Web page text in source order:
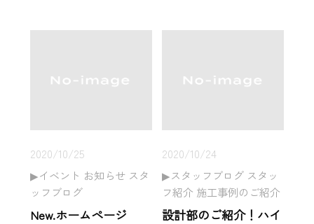
2020/10/25
イベント お知らせ スタ
ッフブログ
New.ホームページ
2020/10/24
スタッフブログ スタッ
フ紹介 施工事例のご紹介
設計部のご紹介！ハイ